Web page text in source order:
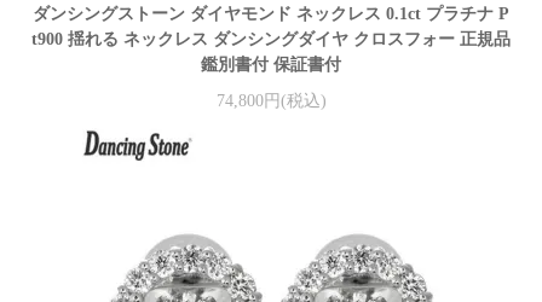
ダンシングストーン ダイヤモンド ネックレス 0.1ct プラチナ P
t900 揺れる ネックレス ダンシングダイヤ クロスフォー 正規品
鑑別書付 保証書付
74,800円(税込)